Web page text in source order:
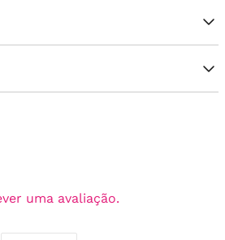
uma avaliação.